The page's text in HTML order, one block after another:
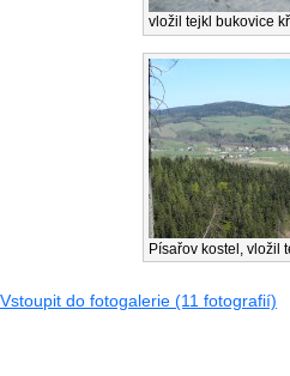
vložil tejkl bukovice
Písařov kostel, vložil
Vstoupit do fotogalerie (11 fotografií)